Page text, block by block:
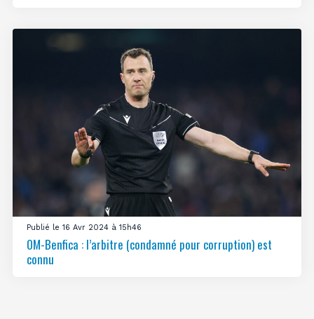
Publié le 16 Avr 2024 à 15h46
OM-Benfica : l’arbitre (condamné pour corruption) est
connu